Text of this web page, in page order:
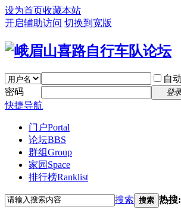
设为首页收藏本站
开启辅助访问 切换到宽版
自
密码
登录
快捷导航
门户Portal
论坛BBS
群组Group
家园 Space
排行榜Ranklist
搜索 搜索 热搜: